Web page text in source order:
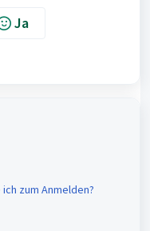
Ja
zum Anmelden?